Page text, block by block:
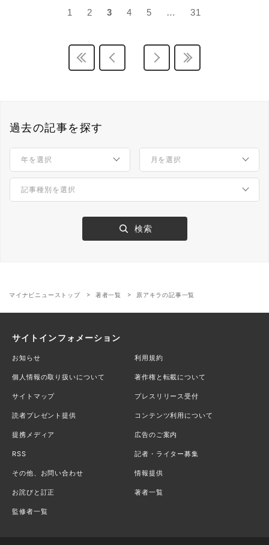
1 2 3 4 5 … 31
過去の記事を探す
マイナビニューストップ 著者一覧 原アキラの記事一覧
サイトインフォメーション
お知らせ 利用規約
個人情報の取り扱いについて 著作権と転載について
サイトマップ プレスリリース受付
読者プレゼント提供 コンテンツ利用について
提携メディア 広告のご案内
RSS 記者・ライター募集
その他、お問い合わせ 情報提供
お詫びと訂正 著者一覧
監修者一覧